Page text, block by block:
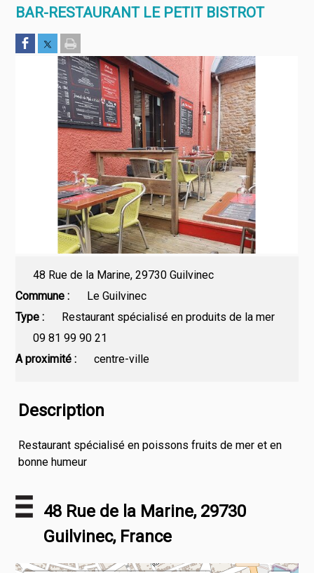
BAR-RESTAURANT LE PETIT BISTROT
48 Rue de la Marine, 29730 Guilvinec
Commune
Le Guilvinec
Type
Restaurant spécialisé en produits de la mer
09 81 99 90 21
A proximité
centre-ville
Description
Restaurant spécialisé en poissons fruits de mer et en
bonne humeur
48 Rue de la Marine, 29730
Guilvinec, France